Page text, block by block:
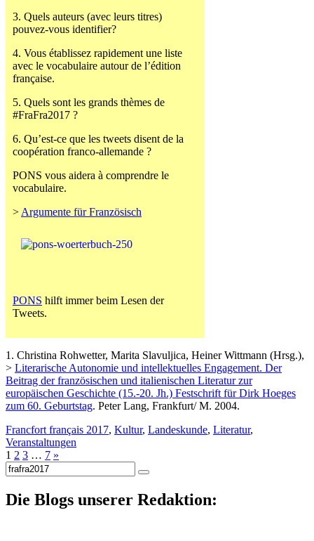
3. Quels auteurs (avec leurs titres)
pouvez-vous identifier?
4. Vous établissez rapidement une liste
avec le vocabulaire autour de l’édition
française.
5. Quels sont les grands thèmes de
#FraFra2017 ?
6. Qu’est-ce que les tweets disent de la
coopération franco-allemande ?
PONS vous aidera à comprendre le
vocabulaire.
>Argumente für Französisch
PONS hilft immer beim Lesen der
Tweets.
1. Christina Rohwetter, Marita Slavuljica, Heiner Wittmann (Hrsg.),
> Literarische Autonomie und intellektuelles Engagement. Der
Beitrag der französischen und italienischen Literatur zur
europäischen Geschichte (15.-20. Jh.) Festschrift für Dirk Hoeges
zum 60. Geburtstag. Peter Lang, Frankfurt/ M. 2004.
Francfort français 2017, Kultur, Landeskunde, Literatur,
Veranstaltungen
1 2 3 … 7 »
Suche
nach:
Die Blogs unserer Redaktion: